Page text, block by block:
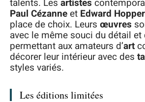
talents. Les artistes
Paul Cézanneet Edward Hopper
place de choix. Leurs œuvres
avec le même souci du détail et
permettant aux amateurs d’art
décorer leur intérieur avec des
styles variés.
Les éditions limitées